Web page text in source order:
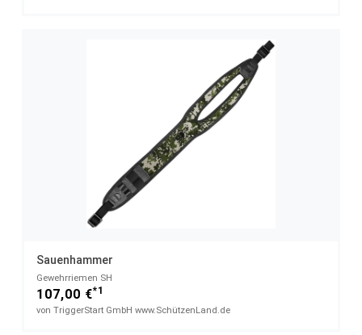
Sauenhammer
Gewehrriemen SH
107,00 €*1
von TriggerStart GmbH www.SchützenLand.de